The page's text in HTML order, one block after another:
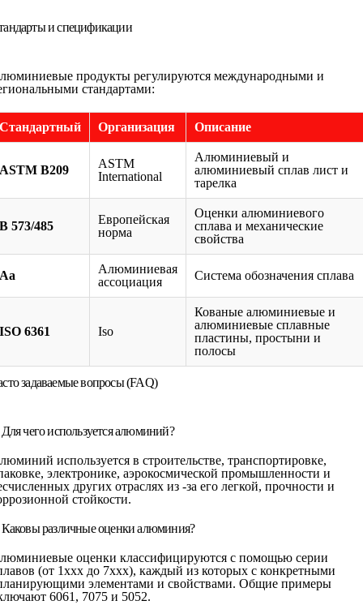
и спецификации
продукты регулируются международными и
стандартами:
Стандартный Организация Описание
ASTM B209
ASTM
International
Алюминиевый и
алюминиевый сплав лист и
тарелка
В 573/485
Европейская
норма
Оценки алюминиевого
сплава и механические
свойства
Аа
Алюминиевая
ассоциация
Система обозначения сплава
ISO 6361 Iso
Кованые алюминиевые и
алюминиевые сплавные
пластины, простыни и
полосы
задаваемые вопросы (FAQ)
чего используется алюминий?
используется в строительстве, транспортировке,
электронике, аэрокосмической промышленности и
других отраслях из -за его легкой, прочности и
стойкости.
Каковы различные оценки алюминия?
оценки классифицируются с помощью серии
(от 1ххх до 7xxx), каждый из которых с конкретными
элементами и свойствами. Общие примеры
6061, 7075 и 5052.